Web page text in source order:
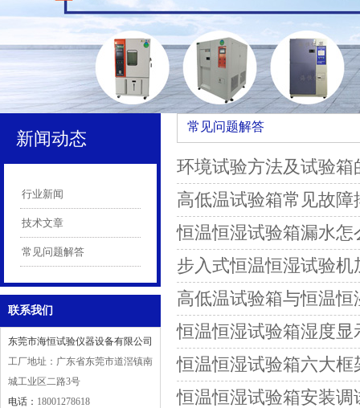
新闻动态
行业新闻
技术文章
常见问题解答
联系我们
东莞市海恒试验仪器设备有限公司
工厂地址：广东省东莞市道滘镇南
城工业区二路3号
电话： 18001278618
常见问题解答
环境试验方法及试验箱
高低温试验箱常见故障
恒温恒湿试验箱漏水怎
步入式恒温恒湿试验
高低温试验箱与恒温恒
恒温恒湿试验箱湿度显
恒温恒湿试验箱六大
恒温恒湿试验箱安装调